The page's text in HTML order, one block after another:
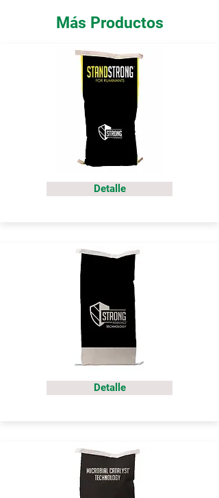
Más Productos
Detalle
Detalle